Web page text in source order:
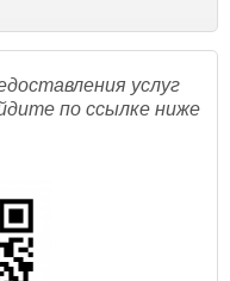
услуг
по ссылке ниже